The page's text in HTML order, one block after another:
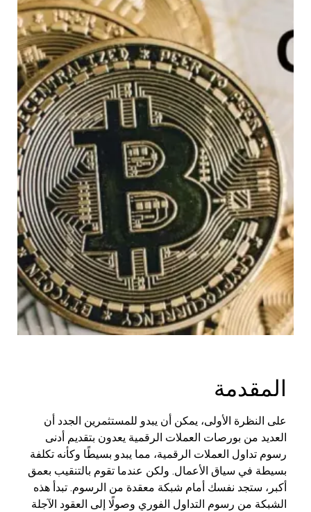
المقدمة
على النظرة الأولى، يمكن أن يبدو للمستثمرين الجدد أن
العديد من بورصات العملات الرقمية يعدون بتقديم أدنى
رسوم تداول العملات الرقمية، مما يبدو بسيطًا وكأنه تكلفة
بسيطة في سياق الأعمال. ولكن عندما تقوم بالتنقيب بعمق
أكبر، ستجد نفسك أمام شبكة معقدة من الرسوم. تبدأ هذه
الشبكة من رسوم التداول الفوري وصولًا إلى العقود الآجلة